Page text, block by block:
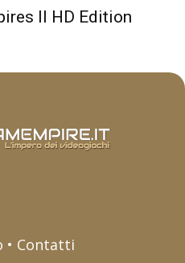
II HD Edition
• Contatti